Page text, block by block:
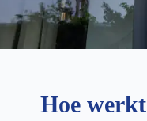
Hoe